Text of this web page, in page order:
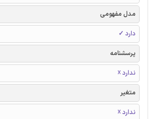
مدل مفهومی
دارد ✓
پرسشنامه
ندارد ☓
متغیر
ندارد ☓